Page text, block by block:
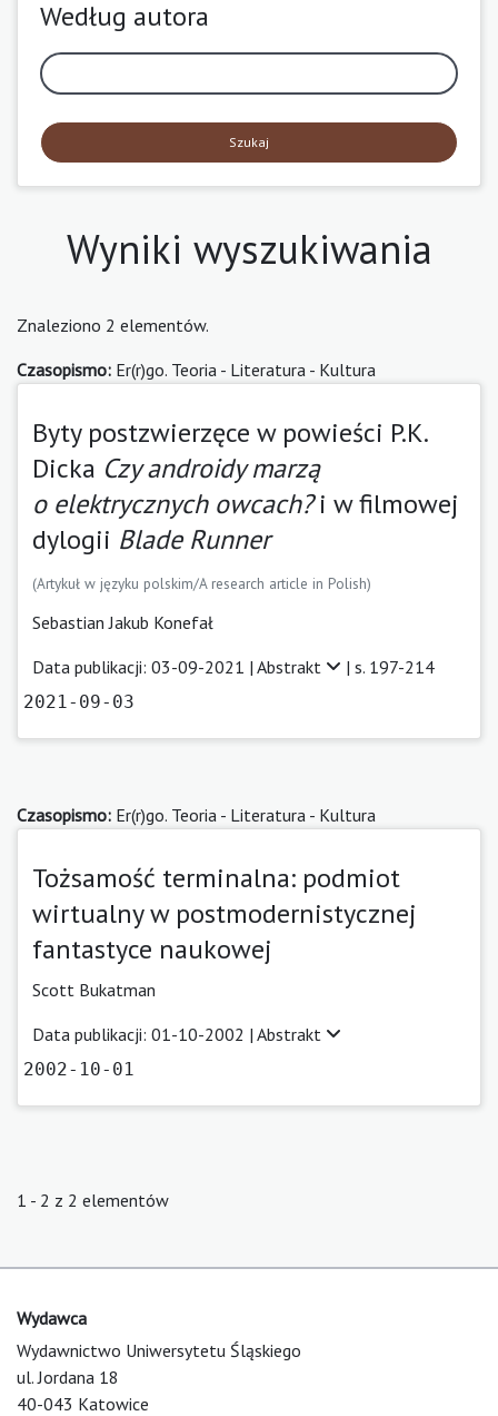
Według autora
Szukaj
Wyniki wyszukiwania
Znaleziono 2 elementów.
Czasopismo: Er(r)go. Teoria - Literatura - Kultura
Byty postzwierzęce w powieści P.K.
Dicka Czy androidy marzą
o elektrycznych owcach?i w filmowej
dylogii Blade Runner
(Artykuł w języku polskim/A research article in Polish)
Sebastian Jakub Konefał
Data publikacji: 03-09-2021 | Abstrakt | s. 197-214
2021-09-03
Czasopismo: Er(r)go. Teoria - Literatura - Kultura
Tożsamość terminalna: podmiot
wirtualny w postmodernistycznej
fantastyce naukowej
Scott Bukatman
Data publikacji: 01-10-2002 | Abstrakt
2002-10-01
1 - 2 z 2 elementów
Wydawca
Wydawnictwo Uniwersytetu Śląskiego
ul. Jordana 18
40-043 Katowice